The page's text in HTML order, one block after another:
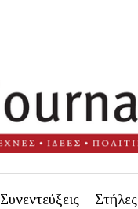
Συνεντεύξεις Στήλες